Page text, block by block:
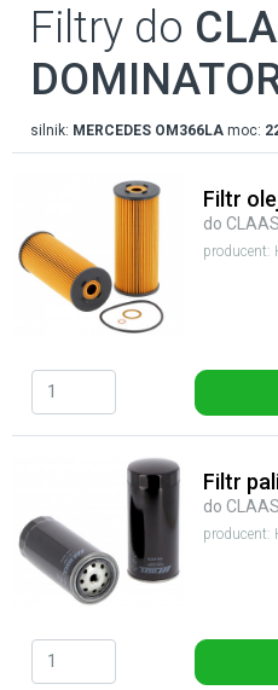
Filtry do
silnik: MERCEDES OM366LA moc:
Filtr
do
producent:
Filtr
do
producent: